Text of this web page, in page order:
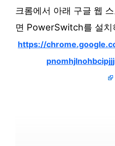
크롬에서 아래 구글 웹
면 PowerSwitch를 설치
https://